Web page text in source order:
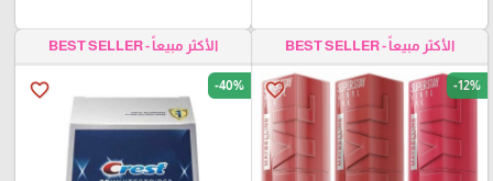
الأكثر مبيعاً - BEST SELLER
favorite_border -12%
الأكثر مبيعاً - BEST SELLER
favorite_border -40%